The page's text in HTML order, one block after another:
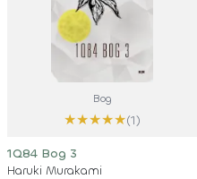
Bog
★★★★★(1)
1Q84 Bog 3
Haruki Murakami